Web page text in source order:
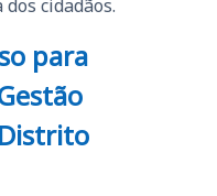
cidadãos.
para